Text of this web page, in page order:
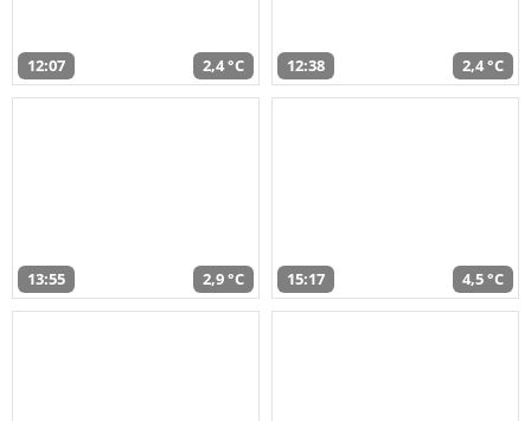
12:07 2,4 °C 12:38 2,4 °C
13:55 2,9 °C 15:17 4,5 °C